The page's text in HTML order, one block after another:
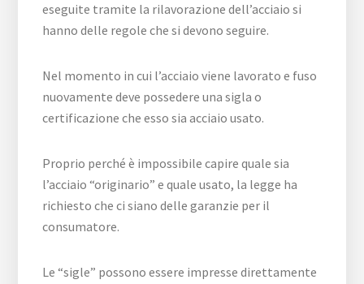
eseguite tramite la rilavorazione dell’acciaio si
hanno delle regole che si devono seguire.
Nel momento in cui l’acciaio viene lavorato e fuso
nuovamente deve possedere una sigla o
certificazione che esso sia acciaio usato.
Proprio perché è impossibile capire quale sia
l’acciaio “originario” e quale usato, la legge ha
richiesto che ci siano delle garanzie per il
consumatore.
Le “sigle” possono essere impresse direttamente